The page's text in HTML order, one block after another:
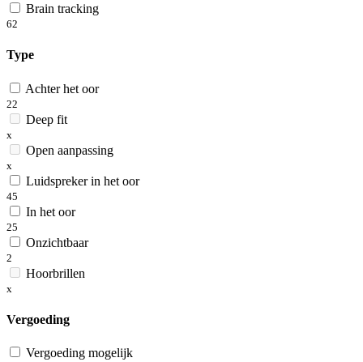
Brain tracking
62
Type
Achter het oor
22
Deep fit
x
Open aanpassing
x
Luidspreker in het oor
45
In het oor
25
Onzichtbaar
2
Hoorbrillen
x
Vergoeding
Vergoeding mogelijk